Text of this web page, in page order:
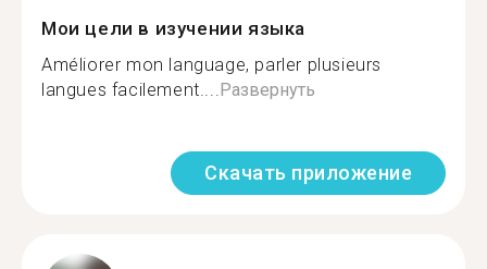
Мои цели в изучении языка
Améliorer mon language, parler plusieurs
langues facilement....Развернуть
Скачать приложение